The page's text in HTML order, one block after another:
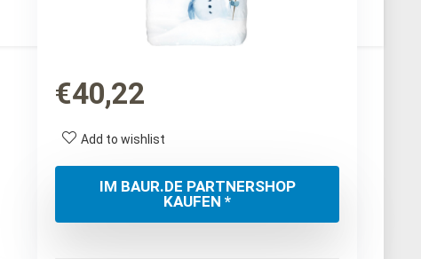
€40,22
Add to wishlist
IM BAUR.DE PARTNERSHOP
KAUFEN *